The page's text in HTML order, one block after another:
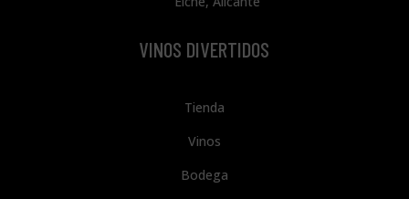
VINOS DIVERTIDOS
Tienda
Vinos
Bodega